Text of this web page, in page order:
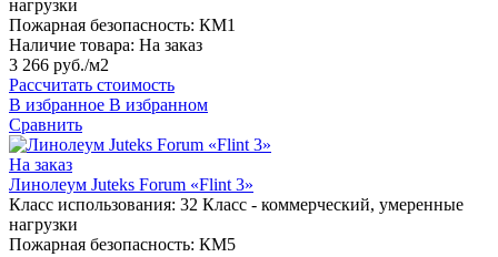
нагрузки
Пожарная безопасность: КМ1
Наличие товара: На заказ
3 266 руб./м2
Рассчитать стоимость
В избранное В избранном
Сравнить
На заказ
Линолеум Juteks Forum «Flint 3»
Класс использования: 32 Класс - коммерческий, умеренные
нагрузки
Пожарная безопасность: КМ5